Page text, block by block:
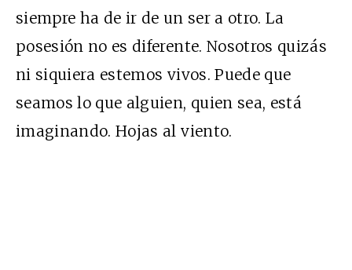
siempre ha de ir de un ser a otro. La
posesión no es diferente. Nosotros quizás
ni siquiera estemos vivos. Puede que
seamos lo que alguien, quien sea, está
imaginando. Hojas al viento.